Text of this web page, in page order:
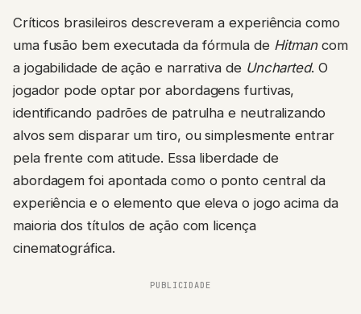
Críticos brasileiros descreveram a experiência como
uma fusão bem executada da fórmula de Hitmancom
a jogabilidade de ação e narrativa de Uncharted. O
jogador pode optar por abordagens furtivas,
identificando padrões de patrulha e neutralizando
alvos sem disparar um tiro, ou simplesmente entrar
pela frente com atitude. Essa liberdade de
abordagem foi apontada como o ponto central da
experiência e o elemento que eleva o jogo acima da
maioria dos títulos de ação com licença
cinematográfica.
PUBLICIDADE